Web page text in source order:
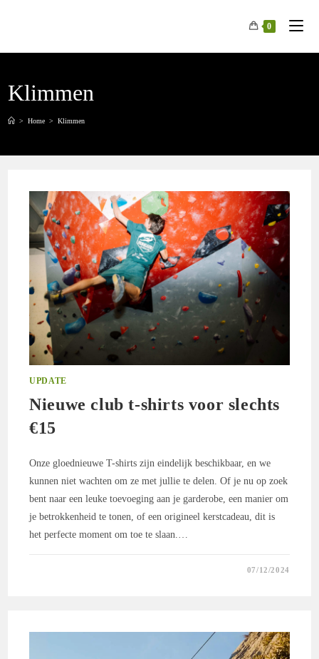
0
Klimmen
> Home > Klimmen
UPDATE
Nieuwe club t-shirts voor slechts
€15
Onze gloednieuwe T-shirts zijn eindelijk beschikbaar, en we
kunnen niet wachten om ze met jullie te delen. Of je nu op zoek
bent naar een leuke toevoeging aan je garderobe, een manier om
je betrokkenheid te tonen, of een origineel kerstcadeau, dit is
het perfecte moment om toe te slaan.…
07/12/2024